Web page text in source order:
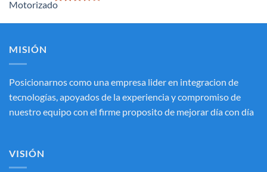
Valorado
MISIÓN
Posicionarnos como una empresa lider en integracion de
tecnologías, apoyados de la experiencia y compromiso de
nuestro equipo con el firme proposito de mejorar día con día
VISIÓN